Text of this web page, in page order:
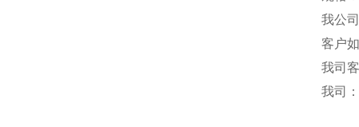
我公
客户
我司
我司